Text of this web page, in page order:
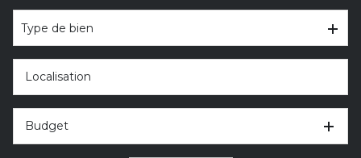
De l'immo pro
Type de bien
Budget